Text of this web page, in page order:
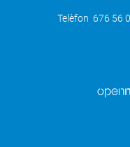
Telèfon 676 56